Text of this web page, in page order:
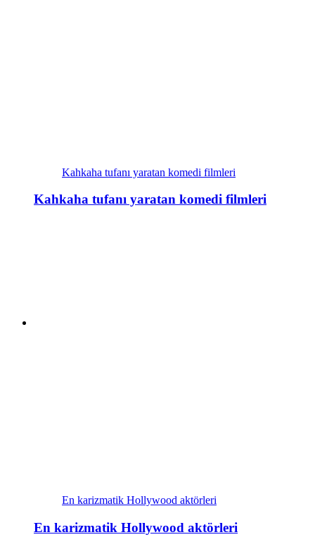
Kahkaha tufanı yaratan komedi filmleri
Kahkaha tufanı yaratan komedi filmleri
En karizmatik Hollywood aktörleri
En karizmatik Hollywood aktörleri